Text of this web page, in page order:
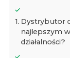
Dystrybutor
najlepszym
działalności?